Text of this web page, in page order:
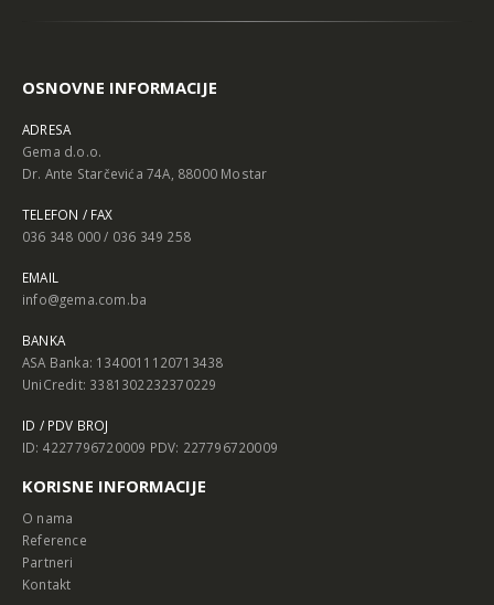
OSNOVNE INFORMACIJE
ADRESA
Gema d.o.o.
Dr. Ante Starčevića 74A, 88000 Mostar
TELEFON / FAX
036 348 000 / 036 349 258
EMAIL
info@gema.com.ba
BANKA
ASA Banka: 1340011120713438
UniCredit: 3381302232370229
ID / PDV BROJ
ID: 4227796720009 PDV: 227796720009
KORISNE INFORMACIJE
O nama
Reference
Partneri
Kontakt